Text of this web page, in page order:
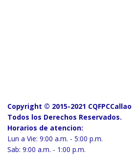
Copyright © 2015-2021 CQFPCCallao
Todos los Derechos Reservados.
Horarios de atencion:
Lun a Vie: 9:00 a.m. - 5:00 p.m.
Sab: 9:00 a.m. - 1:00 p.m.